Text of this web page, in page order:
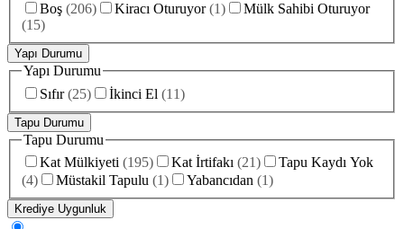
Boş (206) Kiracı Oturuyor (1)
Mülk Sahibi Oturuyor
(15)
Yapı Durumu
Yapı Durumu
Sıfır (25) İkinci El (11)
Tapu Durumu
Tapu Durumu
Kat Mülkiyeti (195) Kat İrtifakı (21)
Tapu Kaydı Yok
(4) Müstakil Tapulu (1) Yabancıdan (1)
Krediye Uygunluk